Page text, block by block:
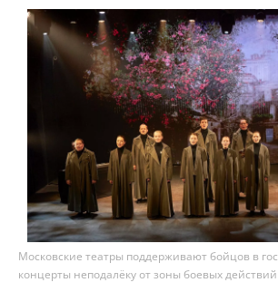
Московские театры поддерживают бойцов в
концерты неподалёку от зоны боевых действий